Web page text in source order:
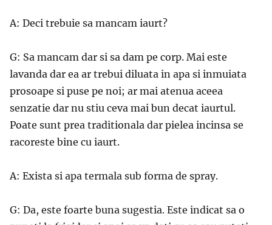
A: Deci trebuie sa mancam iaurt?
G: Sa mancam dar si sa dam pe corp. Mai este
lavanda dar ea ar trebui diluata in apa si inmuiata
prosoape si puse pe noi; ar mai atenua aceea
senzatie dar nu stiu ceva mai bun decat iaurtul.
Poate sunt prea traditionala dar pielea incinsa se
racoreste bine cu iaurt.
A: Exista si apa termala sub forma de spray.
G: Da, este foarte buna sugestia. Este indicat sa o